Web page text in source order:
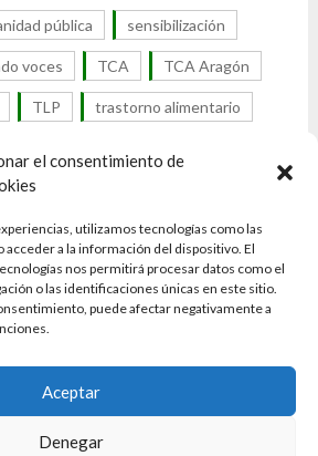
el consentimiento de
utilizamos tecnologías como las
acceder a la información del dispositivo. El
nos permitirá procesar datos como el
o las identificaciones únicas en este sitio.
puede afectar negativamente a
Aceptar
Denegar
pública sensibilización
voces TCA TCA Aragón
TLP trastorno alimentario
alimentaria tratamiento
visibilidad TCA Zaragoza